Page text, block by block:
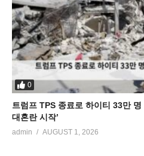
0
트럼프 TPS 종료로 하이티 33만
대혼란 시작’
admin AUGUST 1, 2026